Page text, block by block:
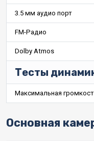
3.5 мм аудио порт
FM-Радио
Dolby Atmos
Тесты
Максимальная
Основная